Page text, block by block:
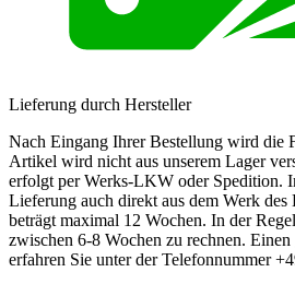
Lieferung durch Hersteller
Nach Eingang Ihrer Bestellung wird die
Artikel wird nicht aus unserem Lager
erfolgt per Werks-LKW oder Spedition.
Lieferung auch direkt aus dem Werk
beträgt maximal 12 Wochen. In der
zwischen 6-8 Wochen zu rechnen.
erfahren Sie unter der Telefonnummer